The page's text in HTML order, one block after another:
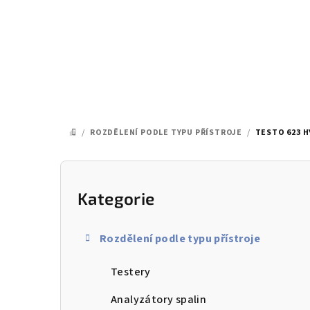
DOMŮ
/ ROZDĚLENÍ PODLE TYPU PŘÍSTROJE / TESTO 623
P
Přeskočit
kategorie
Kategorie
Rozdělení podle typu přístroje
Testery
Analyzátory spalin